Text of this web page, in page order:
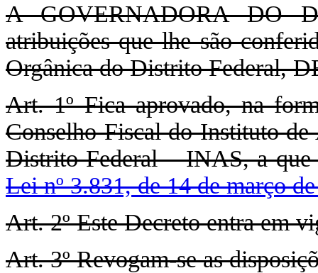
A GOVERNADORA DO
atribuições que lhe são
Orgânica do Distrito Federal,
Art. 1º Fica aprovado, na
Conselho Fiscal do Instituto de
Distrito Federal – INAS, a
Lei nº 3.831, de 14 de março
Art. 2º Este Decreto entra em
Art. 3º Revogam-se as